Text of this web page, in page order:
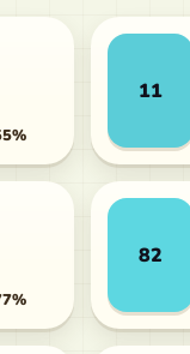
11
82